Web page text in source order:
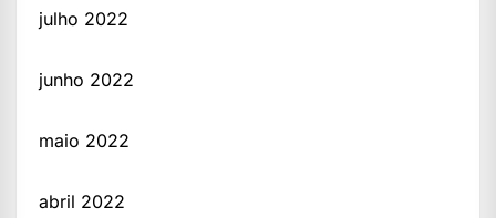
julho 2022
junho 2022
maio 2022
abril 2022